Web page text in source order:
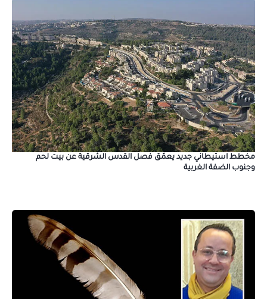
مخطط استيطاني جديد يعمّق فصل القدس الشرقية عن بيت لحم
وجنوب الضفة الغربية